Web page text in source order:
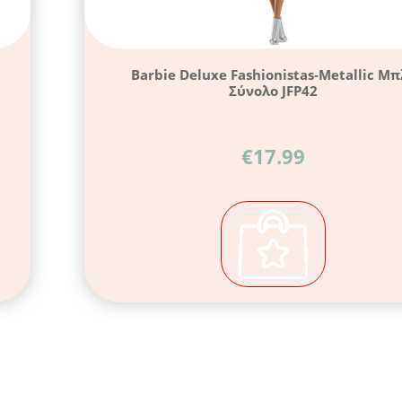
Barbie Deluxe Fashionistas-Metallic
Σύνολο JFP42
€17.99